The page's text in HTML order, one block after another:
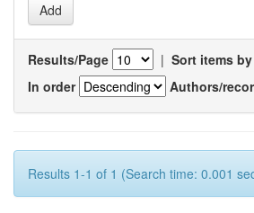
Results/Page | Sort items by
In order
Authors/
Results 1-1 of 1 (Search time: 0.001